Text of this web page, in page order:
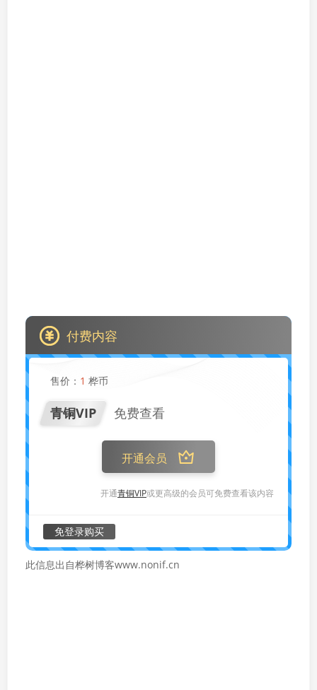
付费内容
售价： 1 桦币
青铜VIP 免费查看
开通会员
开通青铜VIP或更高级的会员可免费查看该内容
免登录购买
此信息出自桦树博客www.nonif.cn